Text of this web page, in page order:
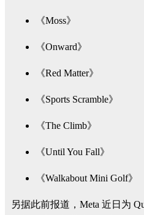
《Moss》
《Onward》
《Red Matter》
《Sports Scramble》
《The Climb》
《Until You Fall》
《Walkabout Mini Golf》
另据此前报道，Meta 近日为